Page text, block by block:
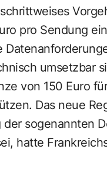
pro Sendung
umsetzbar
von 150 Euro
Das neue
sogenannten
hatte